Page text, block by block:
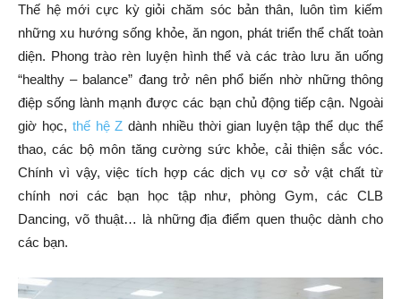
Thế hệ mới cực kỳ giỏi chăm sóc bản thân, luôn tìm kiếm
những xu hướng sống khỏe, ăn ngon, phát triển thể chất toàn
diện. Phong trào rèn luyện hình thể và các trào lưu ăn uống
“healthy – balance” đang trở nên phổ biến nhờ những thông
điệp sống lành mạnh được các bạn chủ động tiếp cận. Ngoài
giờ học, thế hệ Z dành nhiều thời gian luyện tập thể dục thể
thao, các bộ môn tăng cường sức khỏe, cải thiện sắc vóc.
Chính vì vậy, việc tích hợp các dịch vụ cơ sở vật chất từ
chính nơi các bạn học tập như, phòng Gym, các CLB
Dancing, võ thuật… là những địa điểm quen thuộc dành cho
các bạn.